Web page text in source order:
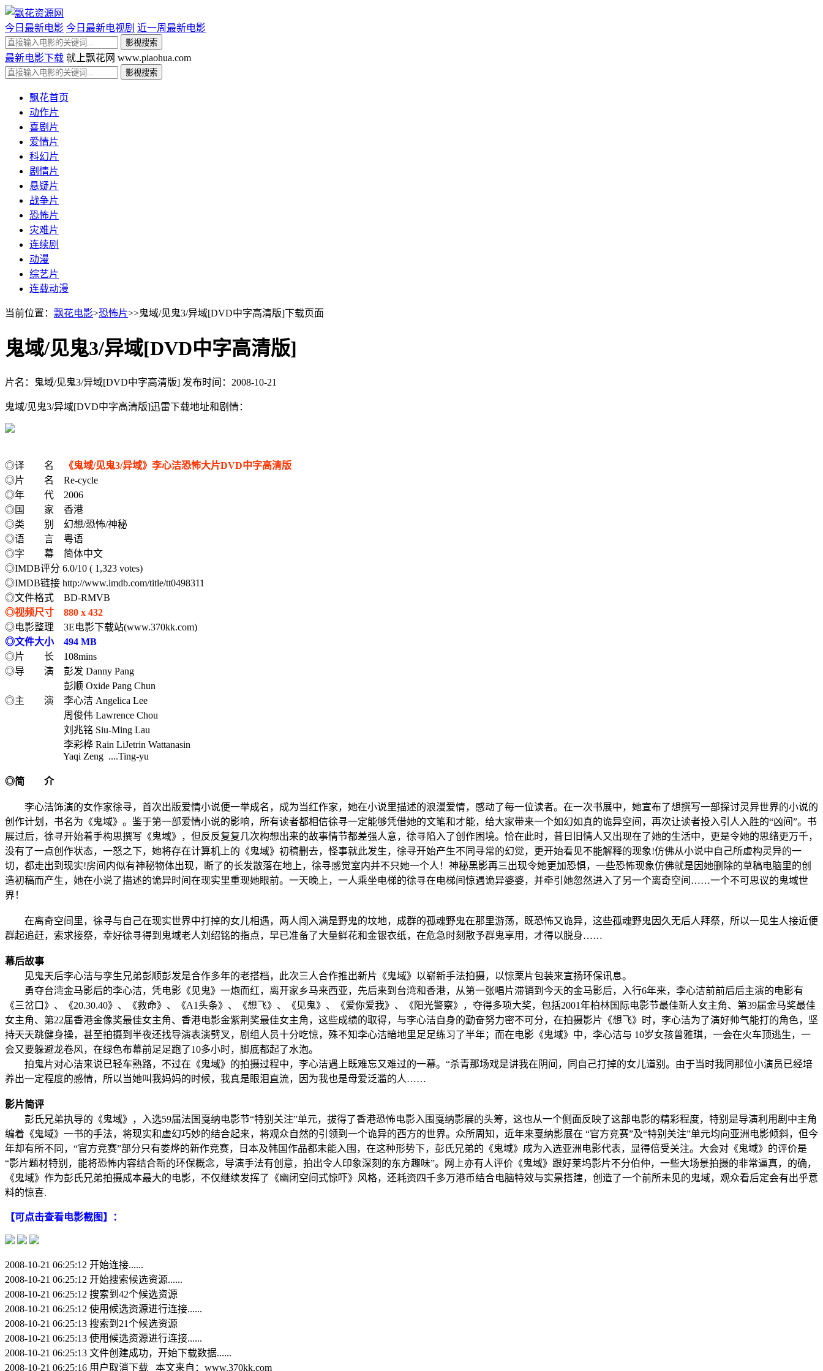
今日最新电影 今日最新电视剧 近一周最新电影
最新电影下载 就上飘花网 www.piaohua.com
飘花首页
动作片
喜剧片
爱情片
科幻片
剧情片
悬疑片
战争片
恐怖片
灾难片
连续剧
动漫
综艺片
连载动漫
当前位置： 飘花电影>恐怖片>>鬼域/见鬼3/异域[DVD中字高清版]下载页面
鬼域/见鬼3/异域[DVD中字高清版]
片名：鬼域/见鬼3/异域[DVD中字高清版] 发布时间：2008-10-21
鬼域/见鬼3/异域[DVD中字高清版]迅雷下载地址和剧情：
◎译 名
《鬼域/见鬼3/异域》李心洁恐怖大片DVD中字高清版
◎片 名 Re-cycle
◎年 代 2006
◎国 家 香港
◎类 别 幻想/恐怖/神秘
◎语 言 粤语
◎字 幕 简体中文
◎IMDB评分 6.0/10 ( 1,323 votes)
◎IMDB链接 http://www.imdb.com/title/tt0498311
◎文件格式 BD-RMVB
◎视频尺寸 880 x 432
◎电影整理 3E电影下载站(www.370kk.com)
◎文件大小 494 MB
◎片 长 108mins
◎导 演 彭发 Danny Pang
彭顺 Oxide Pang Chun
◎主 演 李心洁 Angelica Lee
周俊伟 Lawrence Chou
刘兆铭 Siu-Ming Lau
李彩桦 Rain LiJetrin Wattanasin
Yaqi Zeng ....Ting-yu
◎简 介
李心洁饰演的女作家徐寻，首次出版爱情小说便一举成名，成为当红作家，她在小说里描述的浪漫爱情，感动了每一位读者。在一次书展中，她宣布了想撰写一部探讨灵异世界的小说的
创作计划，书名为《鬼域》。鉴于第一部爱情小说的影响，所有读者都相信徐寻一定能够凭借她的文笔和才能，给大家带来一个如幻如真的诡异空间，再次让读者投入引人入胜的“凶间”。书
展过后，徐寻开始着手构思撰写《鬼域》，但反反复复几次构想出来的故事情节都差强人意，徐寻陷入了创作困境。恰在此时，昔日旧情人又出现在了她的生活中，更是令她的思绪更万千，
没有了一点创作状态，一怒之下，她将存在计算机上的《鬼域》初稿删去，怪事就此发生，徐寻开始产生不同寻常的幻觉，更开始看见不能解释的现象!仿佛从小说中自己所虚构灵异的一
切，都走出到现实!房间内似有神秘物体出现，断了的长发散落在地上，徐寻感觉室内并不只她一个人！神秘黑影再三出现令她更加恐惧，一些恐怖现象仿佛就是因她删除的草稿电脑里的创
造初稿而产生，她在小说了描述的诡异时间在现实里重现她眼前。一天晚上，一人乘坐电梯的徐寻在电梯间惊遇诡异婆婆，并牵引她忽然进入了另一个离奇空间……一个不可思议的鬼域世
界！
在离奇空间里，徐寻与自己在现实世界中打掉的女儿相遇，两人闯入满是野鬼的坟地，成群的孤魂野鬼在那里游荡，既恐怖又诡异，这些孤魂野鬼因久无后人拜祭，所以一见生人接近便
群起追赶，索求接祭，幸好徐寻得到鬼域老人刘绍铭的指点，早已准备了大量鲜花和金银衣纸，在危急时刻散予群鬼享用，才得以脱身……
幕后故事
见鬼天后李心洁与孪生兄弟彭顺彭发是合作多年的老搭档，此次三人合作推出新片《鬼域》以崭新手法拍摄，以惊栗片包装来宣扬环保讯息。
勇夺台湾金马影后的李心洁，凭电影《见鬼》一炮而红，离开家乡马来西亚，先后来到台湾和香港，从第一张唱片滞销到今天的金马影后，入行6年来，李心洁前前后后主演的电影有
《三岔口》、《20.30.40》、《救命》、《A1头条》、《想飞》、《见鬼》、《爱你爱我》、《阳光警察》，夺得多项大奖，包括2001年柏林国际电影节最佳新人女主角、第39届金马奖最佳
女主角、第22届香港金像奖最佳女主角、香港电影金紫荆奖最佳女主角，这些成绩的取得，与李心洁自身的勤奋努力密不可分，在拍摄影片《想飞》时，李心洁为了演好帅气能打的角色，坚
持天天跳健身操，甚至拍摄到半夜还找导演表演劈叉，剧组人员十分吃惊，殊不知李心洁暗地里足足练习了半年；而在电影《鬼域》中，李心洁与 10岁女孩曾雅琪，一会在火车顶逃生，一
会又要躲避龙卷风，在绿色布幕前足足跑了10多小时，脚底都起了水泡。
拍鬼片对心洁来说已轻车熟路，不过在《鬼域》的拍摄过程中，李心洁遇上既难忘又难过的一幕。“杀青那场戏是讲我在阴间，同自己打掉的女儿道别。由于当时我同那位小演员已经培
养出一定程度的感情，所以当她叫我妈妈的时候，我真是眼泪直流，因为我也是母爱泛滥的人……
影片简评
彭氏兄弟执导的《鬼域》，入选59届法国戛纳电影节“特别关注”单元，拔得了香港恐怖电影入围戛纳影展的头筹，这也从一个侧面反映了这部电影的精彩程度，特别是导演利用剧中主角
编着《鬼域》一书的手法，将现实和虚幻巧妙的结合起来，将观众自然的引领到一个诡异的西方的世界。众所周知，近年来戛纳影展在 “官方竞赛”及“特别关注”单元均向亚洲电影倾斜，但今
年却有所不同，“官方竞赛”部分只有娄烨的新作竞赛，日本及韩国作品都未能入围，在这种形势下，彭氏兄弟的《鬼域》成为入选亚洲电影代表，显得倍受关注。大会对《鬼域》的评价是
“影片题材特别，能将恐怖内容结合新的环保概念，导演手法有创意，拍出令人印象深刻的东方趣味”。网上亦有人评价《鬼域》跟好莱坞影片不分伯仲，一些大场景拍摄的非常逼真，的确，
《鬼域》作为彭氏兄弟拍摄成本最大的电影，不仅继续发挥了《幽闭空间式惊吓》风格，还耗资四千多万港币结合电脑特效与实景搭建，创造了一个前所未见的鬼域，观众看后定会有出乎意
料的惊喜.
【可点击查看电影截图】：
2008-10-21 06:25:12 开始连接......
2008-10-21 06:25:12 开始搜索候选资源......
2008-10-21 06:25:12 搜索到42个候选资源
2008-10-21 06:25:12 使用候选资源进行连接......
2008-10-21 06:25:13 搜索到21个候选资源
2008-10-21 06:25:13 使用候选资源进行连接......
2008-10-21 06:25:13 文件创建成功，开始下载数据......
2008-10-21 06:25:16 用户取消下载 本文来自：www.370kk.com